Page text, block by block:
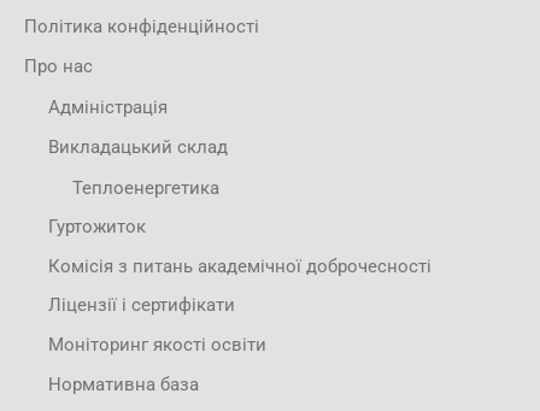
Політика конфіденційності
Про нас
Адміністрація
Викладацький склад
Теплоенергетика
Гуртожиток
Комісія з питань академічної доброчесності
Ліцензії і сертифікати
Моніторинг якості освіти
Нормативна база